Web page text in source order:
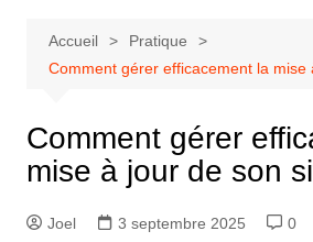
Accueil
Pratique
Comment gérer efficacement la mise
Comment gérer
mise à jour de son
Joel 3 septembre 2025 0